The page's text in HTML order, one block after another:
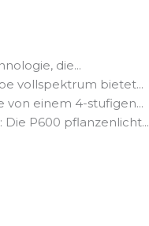
die...
vollspektrum bietet...
von einem 4-stufigen...
Die P600 pflanzenlicht...